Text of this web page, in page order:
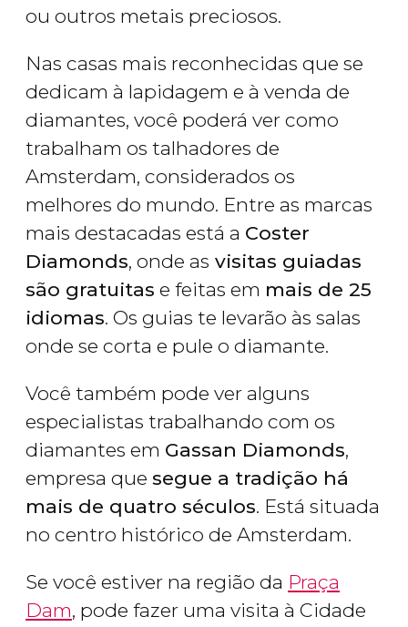
ou outros metais preciosos.
Nas casas mais reconhecidas que se
dedicam à lapidagem e à venda de
diamantes, você poderá ver como
trabalham os talhadores de
Amsterdam, considerados os
melhores do mundo. Entre as marcas
mais destacadas está a Coster
Diamonds, onde as visitas guiadas
são gratuitas e feitas em mais de 25
idiomas. Os guias te levarão às salas
onde se corta e pule o diamante.
Você também pode ver alguns
especialistas trabalhando com os
diamantes em Gassan Diamonds,
empresa que segue a tradição há
mais de quatro séculos. Está situada
no centro histórico de Amsterdam.
Se você estiver na região da Praça
Dam, pode fazer uma visita à Cidade